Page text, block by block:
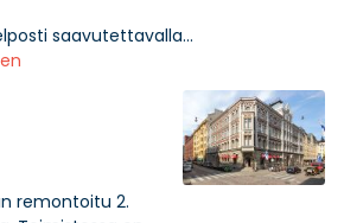
saavutettavalla...
remontoitu 2.